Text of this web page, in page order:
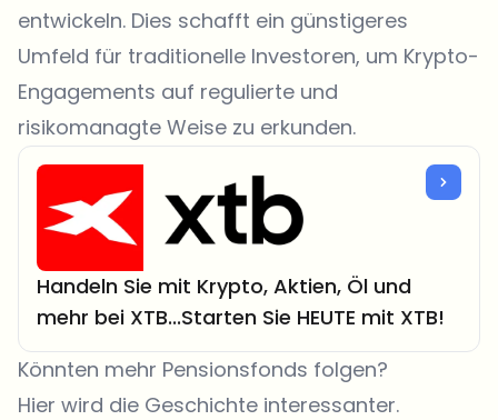
entwickeln. Dies schafft ein günstigeres
Umfeld für traditionelle Investoren, um Krypto-
Engagements auf regulierte und
risikomanagte Weise zu erkunden.
Handeln Sie mit Krypto, Aktien, Öl und
mehr bei XTB...Starten Sie HEUTE mit XTB!
Könnten mehr Pensionsfonds folgen?
Hier wird die Geschichte interessanter.